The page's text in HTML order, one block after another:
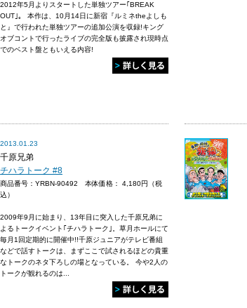
2012年5月よりスタートした単独ツアー｢BREAK
OUT｣。 本作は、10月14日に新宿『ルミネtheよしも
と』で行われた単独ツアーの追加公演を収録!キング
オブコントで行ったライブの完全版も披露され現時点
でのベスト盤ともいえる内容!
2013.01.23
千原兄弟
チハラトーク #8
商品番号：YRBN-90492 本体価格： 4,180円（税
込）
2009年9月に始まり、13年目に突入した千原兄弟に
よるトークイベント｢チハラトーク｣。草月ホールにて
毎月1回定期的に開催中!!千原ジュニアがテレビ番組
などで話すトークは、まずここで試されるほどの貴重
なトークのネタ下ろしの場となっている。 今や2人の
トークが観れるのは...